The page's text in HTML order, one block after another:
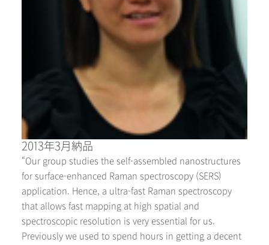
2013年3月納品
“Our group studies the self-assembled nanostructures
for surface-enhanced Raman spectroscopy (SERS)
application. Hence, a ultra-fast Raman spectroscopy
that allows fast mapping at high spatial and
spectroscopic resolution is very essential for us.
Previously we used to spend hours in getting a decent